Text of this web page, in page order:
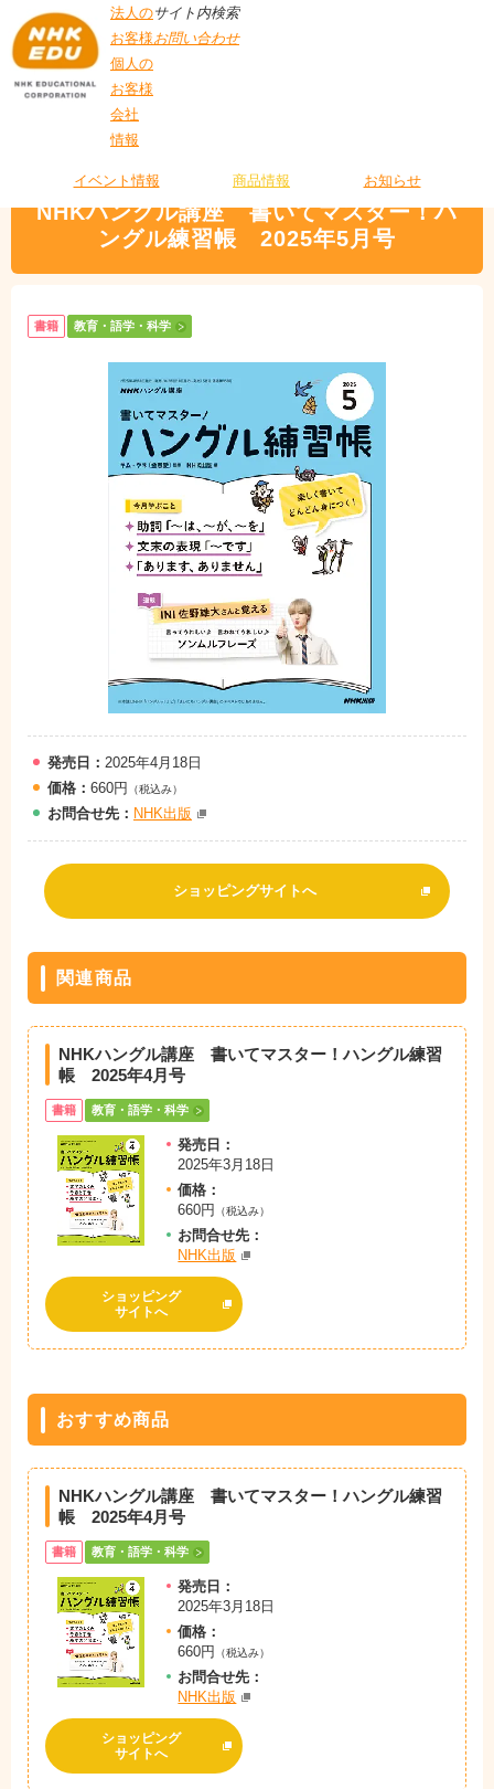
法人の
お客様
個人の
お客様
会社
情報
サイト内検索
お問い合わせ
イベント情報 商品情報 お知らせ
グル練習帳 2025年5月号
NHKハングル講座 書いてマスター！ハ
ングル練習帳 2025年5月号
書籍 教育・語学・科学
発売日： 2025年4月18日
価格： 660円 （税込み）
お問合せ先： NHK出版
ショッピングサイトへ
関連商品
NHKハングル講座 書いてマスター！ハングル練習
帳 2025年4月号
書籍 教育・語学・科学
発売日：
2025年3月18日
価格：
660円
（税込み）
お問合せ先：
NHK出版
ショッピング
サイトへ
おすすめ商品
NHKハングル講座 書いてマスター！ハングル練習
帳 2025年4月号
書籍 教育・語学・科学
発売日：
2025年3月18日
価格：
660円
（税込み）
お問合せ先：
NHK出版
ショッピング
サイトへ